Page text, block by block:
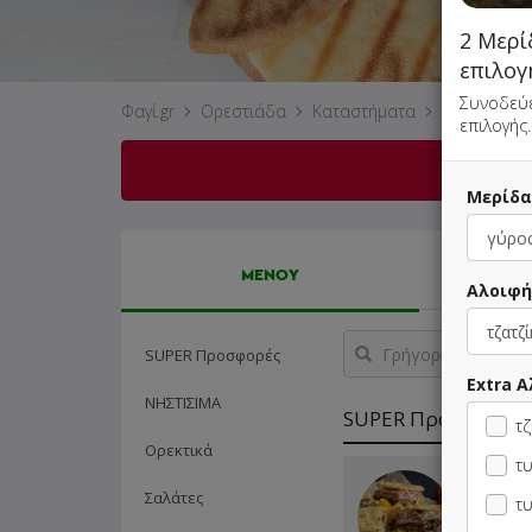
Φαγί.gr Ορεστιάδα Καταστήματα Masa
ΜΕΝΟΥ
SUPER Προσφορές
ΝΗΣΤΙΣΙΜΑ
Ορεκτικά
Σαλάτες
Γρήγορη
αναζήτηση
προϊόντος...
SUPER Προσφορές
2 Pita
2
επιλογής.
Extra